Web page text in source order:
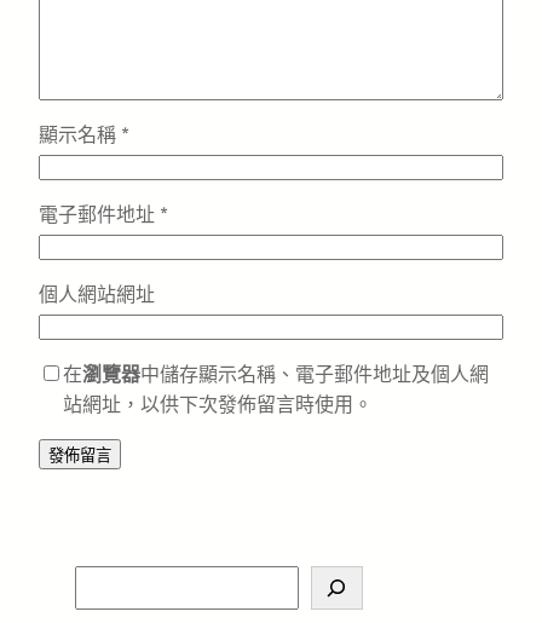
顯示名稱 *
電子郵件地址 *
個人網站網址
在瀏覽器中儲存顯示名稱、電子郵件地址及個人網
站網址，以供下次發佈留言時使用。
e